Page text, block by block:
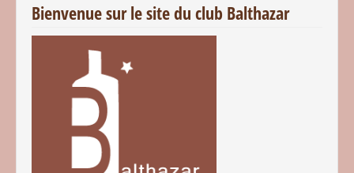
Bienvenue sur le site du club Balthazar